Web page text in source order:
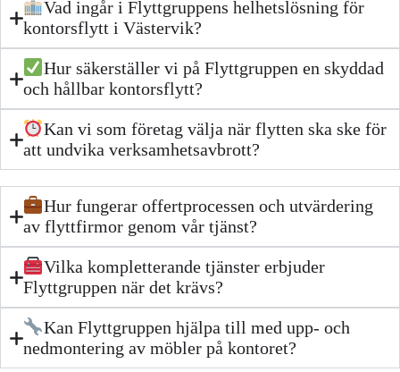
Vad ingår i Flyttgruppens helhetslösning för
kontorsflytt i Västervik?
Hur säkerställer vi på Flyttgruppen en skyddad
och hållbar kontorsflytt?
Kan vi som företag välja när flytten ska ske för
att undvika verksamhetsavbrott?
Hur fungerar offertprocessen och utvärdering
av flyttfirmor genom vår tjänst?
Vilka kompletterande tjänster erbjuder
Flyttgruppen när det krävs?
Kan Flyttgruppen hjälpa till med upp- och
nedmontering av möbler på kontoret?